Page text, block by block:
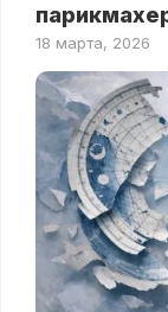
18 марта, 2026